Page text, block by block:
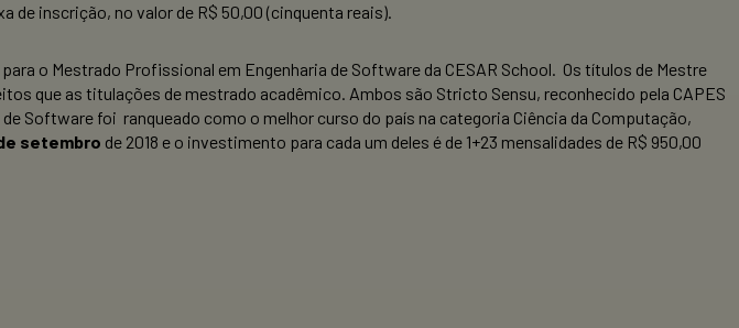
de inscrição, no valor de R$ 50,00 (cinquenta reais).
o Mestrado Profissional em Engenharia de Software da CESAR School. Os títulos de Mestre
que as titulações de mestrado acadêmico. Ambos são Stricto Sensu, reconhecido pela CAPES
Software foi ranqueado como o melhor curso do país na categoria Ciência da Computação,
setembro de 2018 e o investimento para cada um deles é de 1+23 mensalidades de R$ 950,00